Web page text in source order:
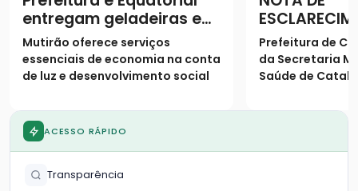
entregam geladeiras e
prestam serviços à
população
Mutirão oferece serviços
essenciais de economia na conta
de luz e desenvolvimento social
Prefeitura de
da Secretaria
Saúde de
população
ACESSO RÁPIDO
Transparência